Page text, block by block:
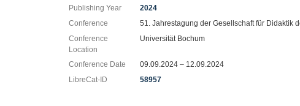
Publishing Year
2024
Conference
51. Jahrestagung der Gesellschaft für Didaktik
Conference
Location
Universität Bochum
Conference Date
09.09.2024 – 12.09.2024
LibreCat-ID
58957